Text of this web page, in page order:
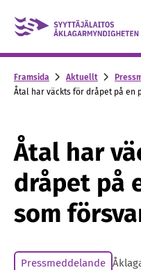
Skip to content -
Framsida Aktuellt
Åtal har väckts för dråpet på en
Åtal har
dråpet på
som
Pressmeddelande